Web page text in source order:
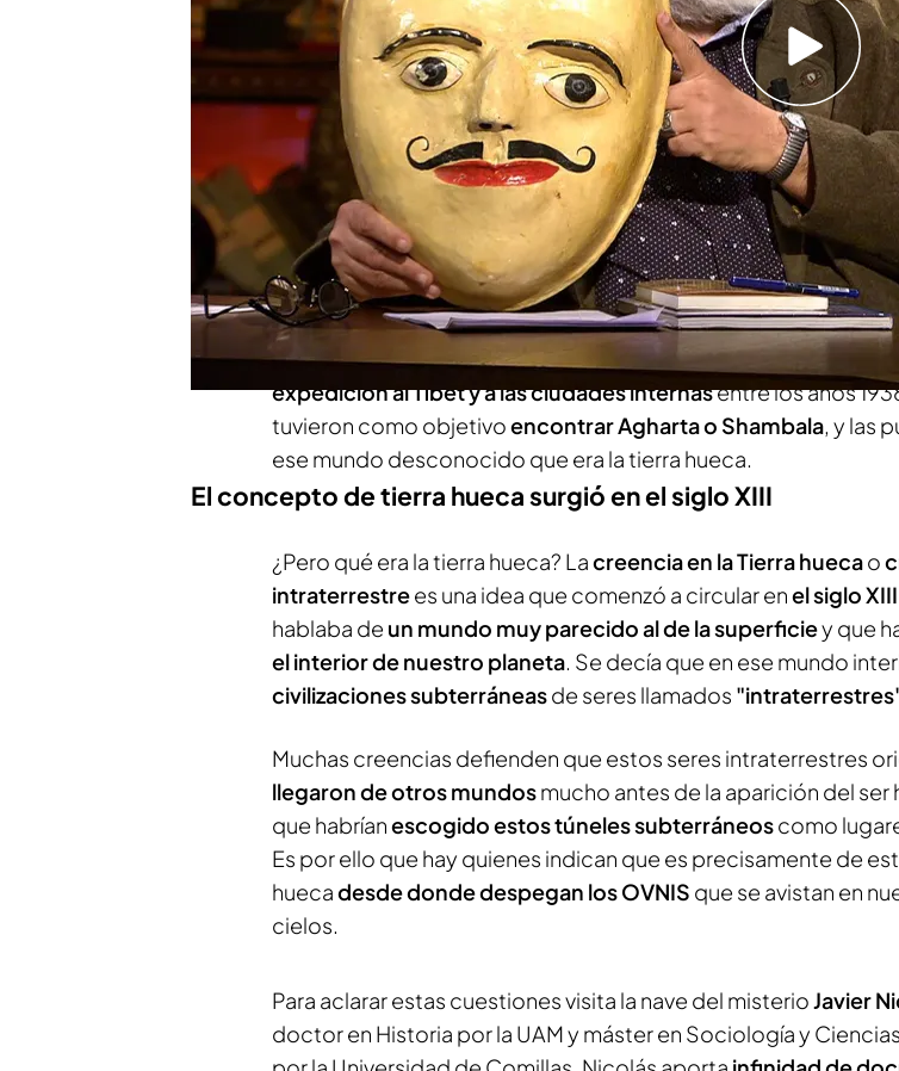
antes que el ser humano
Los secretos tras el avistamiento OVNI de Benito
milenio' muestra los documentos que prueban el incidente
Compartir
Los nazis llevaron a cabo numerosas expedicionesa través de
Ahnernerbe, ya que el Tercer Reich siempre estuvo en busca
tierra hueca, entre muchos otros lugares y objetos sagrados.
expedición al Tíbet y a las ciudades internasentre los años
tuvieron como objetivoencontrar Agharta o Shambala, y las
ese mundo desconocido que era la tierra hueca.
El concepto de tierra hueca surgió en el siglo XIII
¿Pero qué era la tierra hueca? Lacreencia en la Tierra huecao
intraterrestrees una idea que comenzó a circular enel siglo XIII
hablaba de un mundo muy parecido al de la superficiey que
el interior de nuestro planeta. Se decía que en ese mundo
civilizaciones subterráneasde seres llamados
Muchas creencias defienden que estos seres intraterrestres
llegaron de otros mundosmucho antes de la aparición del ser
que habríanescogido estos túneles subterráneoscomo
Es por ello que hay quienes indican que es precisamente de
huecadesde donde despegan los OVNIS que se avistan en
cielos.
Para aclarar estas cuestiones visita la nave del misterioJavier
doctor en Historia por la UAM y máster en Sociología y